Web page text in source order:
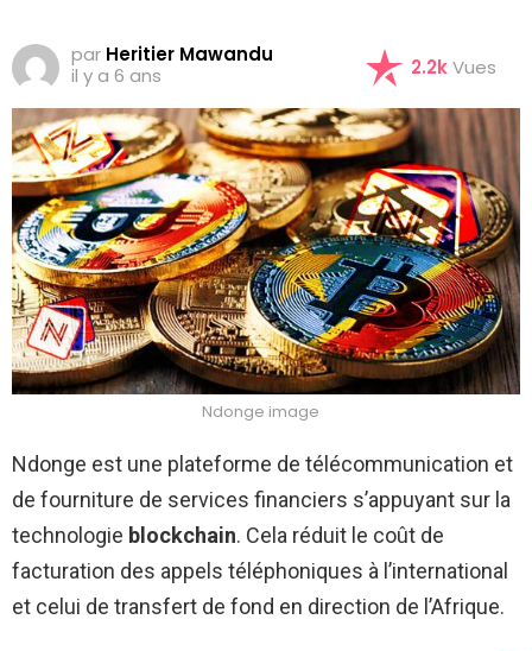
par Heritier Mawandu
il y a 6 ans
2.2kVues
Ndonge image
Ndonge est une plateforme de télécommunication et
de fourniture de services financiers s’appuyant sur la
technologie blockchain. Cela réduit le coût de
facturation des appels téléphoniques à l’international
et celui de transfert de fond en direction de l’Afrique.